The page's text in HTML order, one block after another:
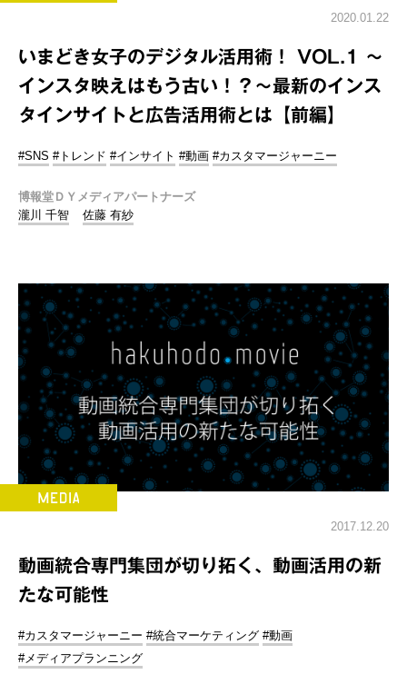
2020.01.22
いまどき女子のデジタル活用術！ VOL.1 ～
インスタ映えはもう古い！？～最新のインス
タインサイトと広告活用術とは【前編】
#SNS #トレンド #インサイト #動画 #カスタマージャーニー
博報堂ＤＹメディアパートナーズ
瀧川 千智
佐藤 有紗
2017.12.20
動画統合専門集団が切り拓く、動画活用の新
たな可能性
#カスタマージャーニー #統合マーケティング #動画
#メディアプランニング